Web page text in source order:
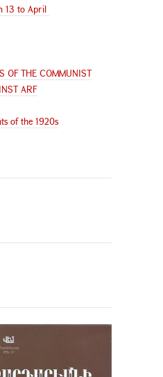
13 to April
OF THE COMMUNIST
ARF
of the 1920s